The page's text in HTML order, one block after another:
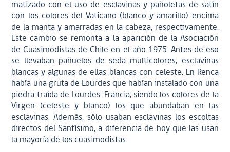
matizado con el uso de esclavinas y pañoletas de satín
con los colores del Vaticano (blanco y amarillo) encima
de la manta y amarradas en la cabeza, respectivamente.
Este cambio se remonta a la aparición de la Asociación
de Cuasimodistas de Chile en el año 1975. Antes de eso
se llevaban pañuelos de seda multicolores, esclavinas
blancas y algunas de ellas blancas con celeste. En Renca
había una gruta de Lourdes que habían instalado con una
piedra traída de Lourdes-Francia, siendo los colores de la
Virgen (celeste y blanco) los que abundaban en las
esclavinas. Además, sólo usaban esclavinas los escoltas
directos del Santísimo, a diferencia de hoy que las usan
la mayoría de los cuasimodistas.